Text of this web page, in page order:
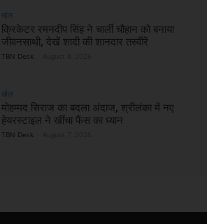
खेल
क्रिकेटर रमनदीप सिंह ने चार्ली चौहान को बनाया
जीवनसाथी, देखें शादी की शानदार तस्वीरें
TBN Desk
खेल
मोहम्मद सिराज का बदला अंदाज, श्रीलंका में नए
हेयरस्टाइल ने खींचा फैंस का ध्यान
TBN Desk